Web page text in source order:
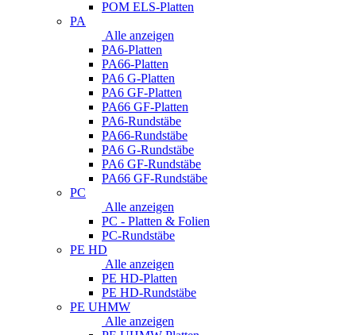
POM ELS-Platten
PA
Alle anzeigen
PA6-Platten
PA66-Platten
PA6 G-Platten
PA6 GF-Platten
PA66 GF-Platten
PA6-Rundstäbe
PA66-Rundstäbe
PA6 G-Rundstäbe
PA6 GF-Rundstäbe
PA66 GF-Rundstäbe
PC
Alle anzeigen
PC - Platten & Folien
PC-Rundstäbe
PE HD
Alle anzeigen
PE HD-Platten
PE HD-Rundstäbe
PE UHMW
Alle anzeigen